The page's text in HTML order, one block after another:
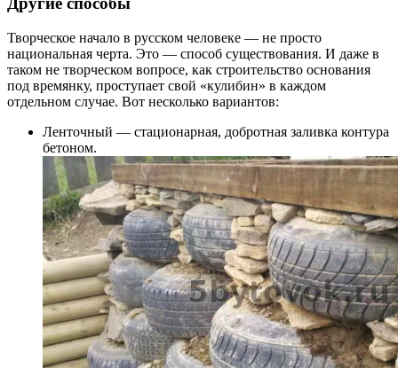
Творческое начало в русском человеке — не просто
национальная черта. Это — способ существования. И даже в
таком не творческом вопросе, как строительство основания
под времянку, проступает свой «кулибин» в каждом
отдельном случае. Вот несколько вариантов:
Ленточный — стационарная, добротная заливка контура
бетоном.